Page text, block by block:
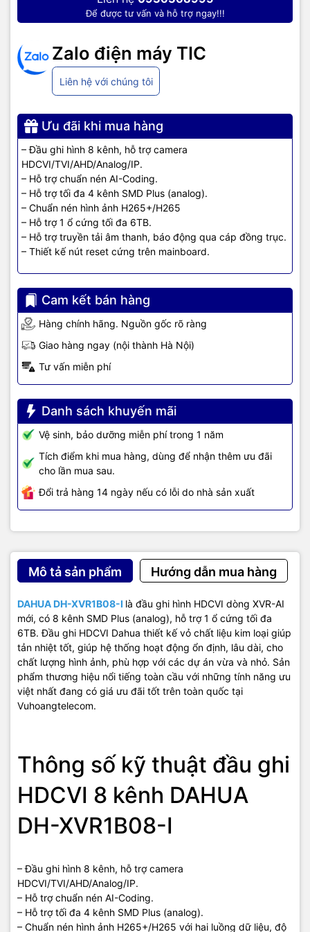
Để được tư vấn và hỗ trợ ngay!!!
Zalo điện máy TIC
Liên hệ với chúng tôi
Ưu đãi khi mua hàng
– Đầu ghi hình 8 kênh, hỗ trợ camera
HDCVI/TVI/AHD/Analog/IP.
– Hỗ trợ chuẩn nén AI-Coding.
– Hỗ trợ tối đa 4 kênh SMD Plus (analog).
– Chuẩn nén hình ảnh H265+/H265
– Hỗ trợ 1 ổ cứng tối đa 6TB.
– Hỗ trợ truyền tải âm thanh, báo động qua cáp đồng trục.
– Thiết kế nút reset cứng trên mainboard.
Cam kết bán hàng
Hàng chính hãng. Nguồn gốc rõ ràng
Giao hàng ngay (nội thành Hà Nội)
Tư vấn miễn phí
Danh sách khuyến mãi
Vệ sinh, bảo dưỡng miễn phí trong 1 năm
Tích điểm khi mua hàng, dùng để nhận thêm ưu đãi
cho lần mua sau.
Đổi trả hàng 14 ngày nếu có lỗi do nhà sản xuất
Mô tả sản phẩm Hướng dẫn mua hàng
DAHUA DH-XVR1B08-I là đầu ghi hình HDCVI dòng XVR-AI
mới, có 8 kênh SMD Plus (analog), hỗ trợ 1 ổ cứng tối đa
6TB. Đầu ghi HDCVI Dahua thiết kế vỏ chất liệu kim loại giúp
tản nhiệt tốt, giúp hệ thống hoạt động ổn định, lâu dài, cho
chất lượng hình ảnh, phù hợp với các dự án vừa và nhỏ. Sản
phẩm thương hiệu nổi tiếng toàn cầu với những tính năng ưu
việt nhất đang có giá ưu đãi tốt trên toàn quốc tại
Vuhoangtelecom.
Thông số kỹ thuật đầu ghi
HDCVI 8 kênh DAHUA
DH-XVR1B08-I
– Đầu ghi hình 8 kênh, hỗ trợ camera
HDCVI/TVI/AHD/Analog/IP.
– Hỗ trợ chuẩn nén AI-Coding.
– Hỗ trợ tối đa 4 kênh SMD Plus (analog).
– Chuẩn nén hình ảnh H265+/H265 với hai luồng dữ liệu, độ